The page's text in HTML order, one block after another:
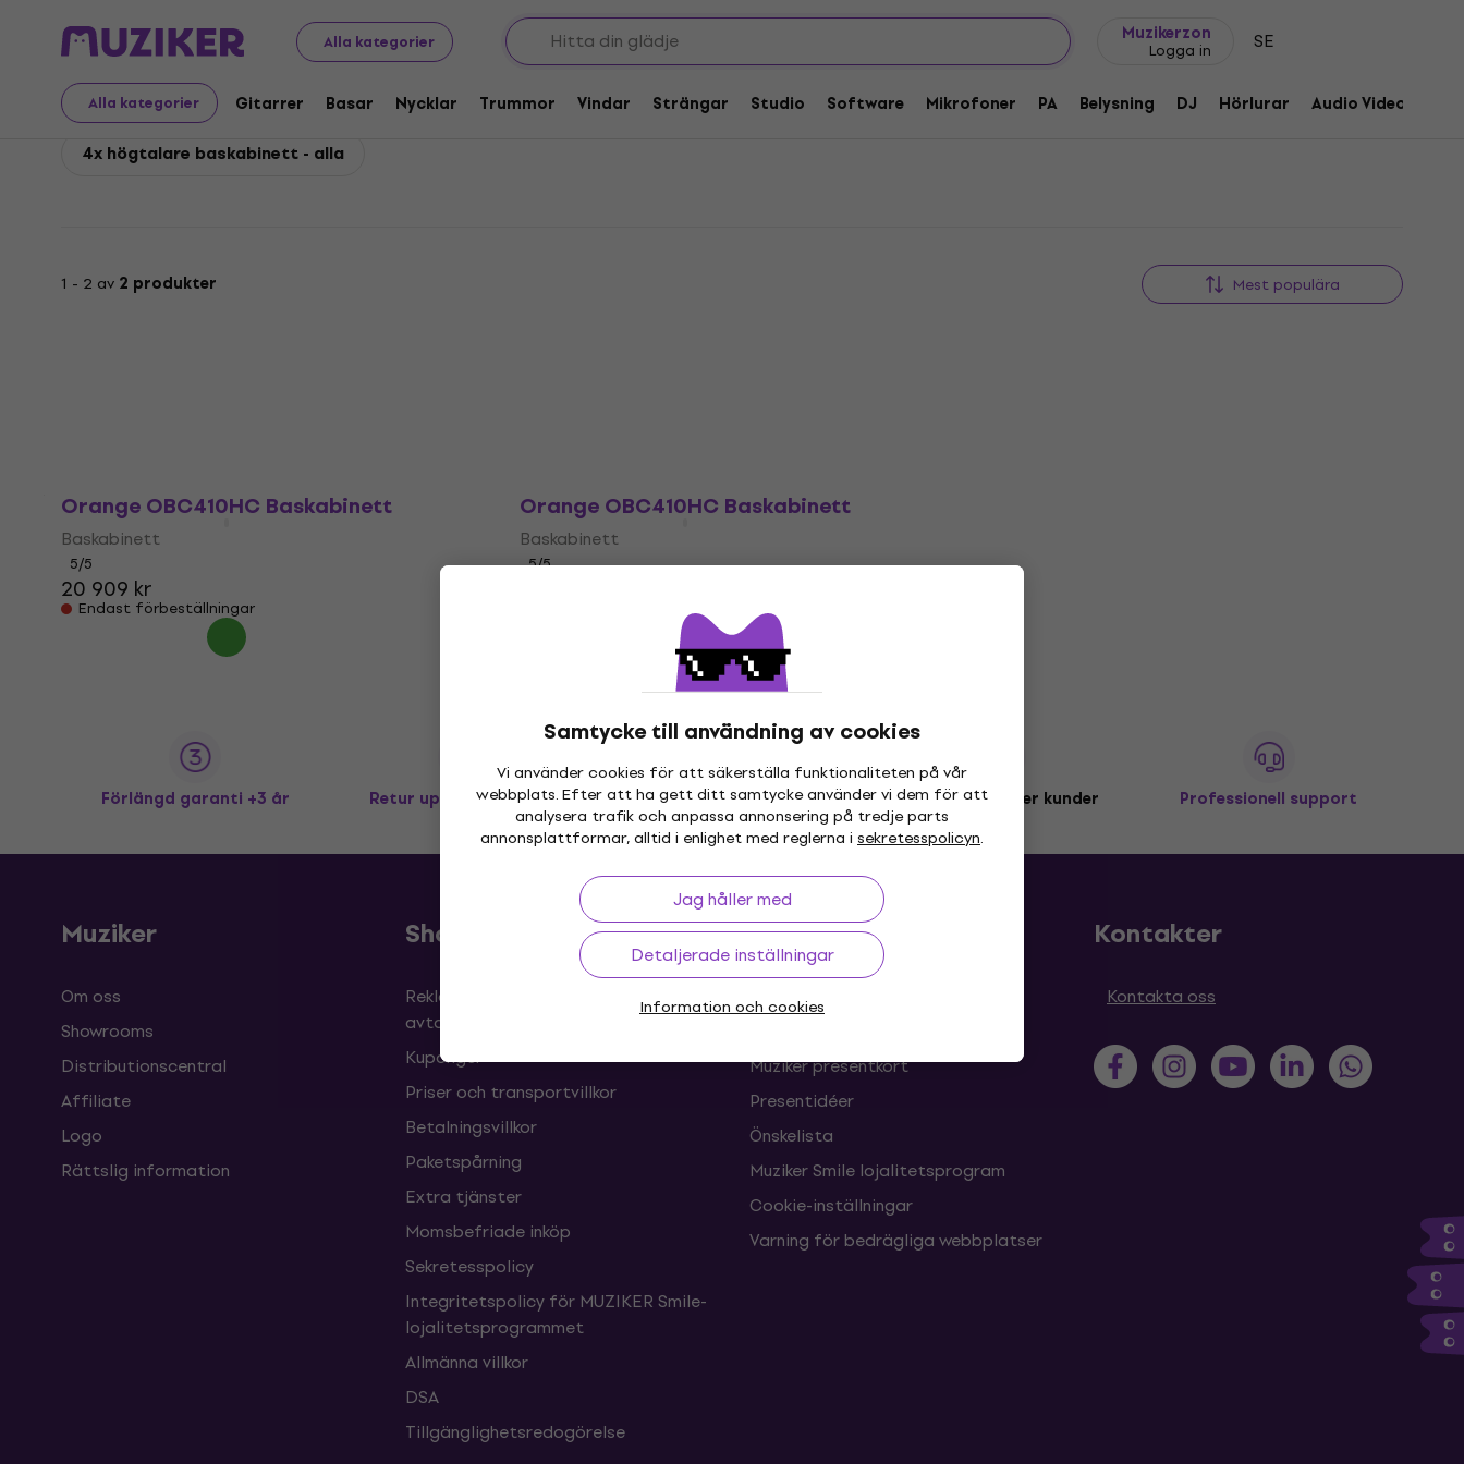
Alla kategorier
Muzikerzon
Logga in SE
Alla kategorier Gitarrer Basar Nycklar Trummor Vindar Strängar Studio Software Mikrofoner PA Belysning DJ Hörlurar Audio Video
Samtycke till användning av cookies
Vi använder cookies för att säkerställa funktionaliteten på vår
webbplats. Efter att ha gett ditt samtycke använder vi dem för att
analysera trafik och anpassa annonsering på tredje parts
annonsplattformar, alltid i enlighet med reglerna i sekretesspolicyn.
Jag håller med
Detaljerade inställningar
Information och cookies
Orange Basar Högtalarkabinett för bas Orange 4x högtalare baskabinett
Orange 4x högtalare baskabinett
4x högtalare baskabinett - alla
1 - 2 av 2 produkter Mest populära
Orange OBC410HC Baskabinett
Baskabinett
5/5
20 909 kr
Endast förbeställningar
Orange OBC410HC Baskabinett
Baskabinett
5/5
Endast förbeställningar
Förlängd garanti +3 år Retur upp till 30 dagar Prisgaranti Mer än 3 miljoner kunder Professionell support
Muziker
Om oss
Showrooms
Distributionscentral
Affiliate
Logo
Rättslig information
Shopping
Reklamationer och frånträden av
avtalet
Kuponger
Priser och transportvillkor
Betalningsvillkor
Paketspårning
Extra tjänster
Momsbefriade inköp
Sekretesspolicy
Integritetspolicy för MUZIKER Smile-
lojalitetsprogrammet
Allmänna villkor
DSA
Tillgänglighetsredogörelse
Nyttiga länkar
FAQ - Vanliga frågor
Muziker presentkort
Presentidéer
Önskelista
Muziker Smile lojalitetsprogram
Cookie-inställningar
Varning för bedrägliga webbplatser
Kontakter
Kontakta oss